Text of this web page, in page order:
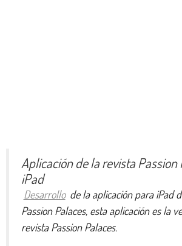
Aplicación de la revista Passion
iPad
Desarrollo de la aplicación para iPad
Passion Palaces, esta aplicación es la
revista Passion Palaces.